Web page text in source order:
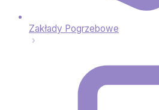
Zakłady Pogrzebowe